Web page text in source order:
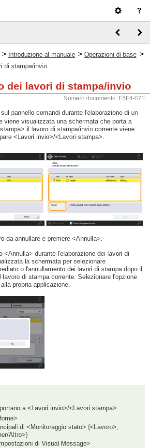
> Introduzione al manuale > Operazioni di base >
di stampa/invio
dei lavori di stampa/invio
Numero documento: E5F4-07E
pannello comandi durante l'elaborazione di un
viene visualizzata una schermata che porta a
il lavoro di stampa/invio corrente viene
<Lavori invio>/<Lavori stampa>.
da annullare e premere <Annulla>.
<Annulla> durante l'elaborazione dei lavori di
la schermata per selezionare
o l'annullamento dei lavori di stampa dopo il
lavoro di stampa corrente. Selezionare l'opzione
propria applicazione.
a <Lavori invio>/<Lavori stampa>
di <Monitoraggio stato> (<Lavoro>,
Altro>)
di Visual Message>